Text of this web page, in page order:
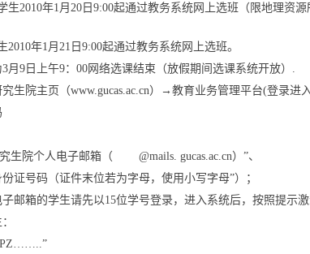
生2010年1月20日9:00起通过教务系统网上选班（限地理
2010年1月21日9:00起通过教务系统网上选班。
月9日上午9：00网络选课结束（放假期间选课系统开放）.
究生院主页（www.gucas.ac.cn）→教育业务管理平台(登录
生院个人电子邮箱（ @mails. gucas.ac.cn）”、
证号码（证件末位若为字母，使用小写字母”）；
邮箱的学生请先以15位学号登录，进入系统后，按照提示激